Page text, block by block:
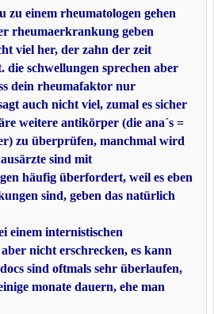
zu einem rheumatologen gehen
rheumaerkrankung geben
viel her, der zahn der zeit
die schwellungen sprechen aber
dein rheumafaktor nur
auch nicht viel, zumal es sicher
weitere antikörper (die ana´s =
zu überprüfen, manchmal wird
sind mit
häufig überfordert, weil es eben
sind, geben das natürlich
einem internistischen
nicht erschrecken, es kann
sind oftmals sehr überlaufen,
monate dauern, ehe man